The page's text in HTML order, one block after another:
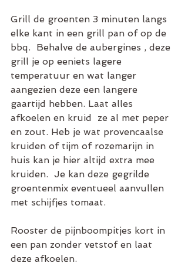
Grill de groenten 3 minuten langs
elke kant in een grill pan of op de
bbq.  Behalve de aubergines , deze
grill je op eeniets lagere
temperatuur en wat langer
aangezien deze een langere
gaartijd hebben. Laat alles
afkoelen en kruid  ze al met peper
en zout. Heb je wat provencaalse
kruiden of tijm of rozemarijn in
huis kan je hier altijd extra mee
kruiden.  Je kan deze gegrilde
groentenmix eventueel aanvullen
met schijfjes tomaat.
Rooster de pijnboompitjes kort in
een pan zonder vetstof en laat
deze afkoelen.